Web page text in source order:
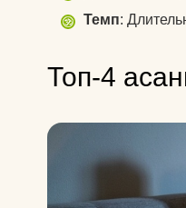
Темп:
Топ-4